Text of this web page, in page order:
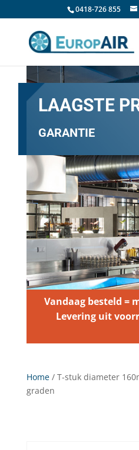
0418-726 855
LAAGSTE
GARANTIE
Vandaag besteld =
Levering uit
Home/ T-stuk diameter
graden